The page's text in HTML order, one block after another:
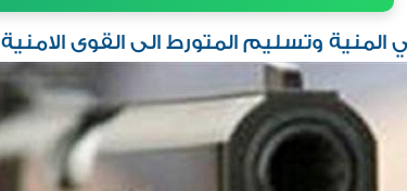
وتسليم المتورط الى القوى الامنية